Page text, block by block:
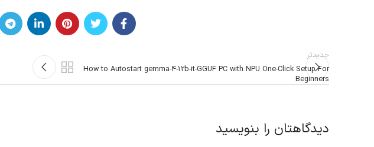
جدیدتر
How to Autostart gemma-4-12b-it-GGUF PC with NPU One-Click Setup For
Beginners
دیدگاهتان را بنویسید